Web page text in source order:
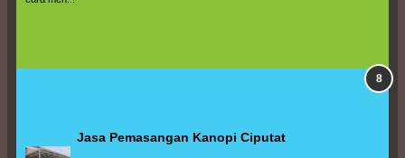
Jasa Pemasangan Kanopi Ciputat